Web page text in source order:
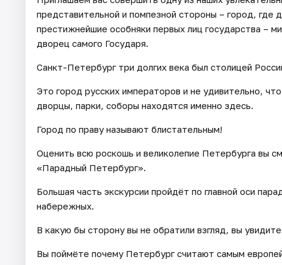
представительной и помпезной стороны – город, где
престижнейшие особняки первых лиц государства –
дворец самого Государя.
Санкт-Петербург три долгих века был столицей
Это город русских императоров и не удивительно,
дворцы, парки, соборы находятся именно здесь.
Город по праву называют блистательным!
Оценить всю роскошь и великолепие Петербурга вы
«Парадный Петербург».
Большая часть экскурсии пройдёт по главной оси
набережных.
В какую бы сторону вы не обратили взгляд, вы
Вы поймёте почему Петербург считают самым